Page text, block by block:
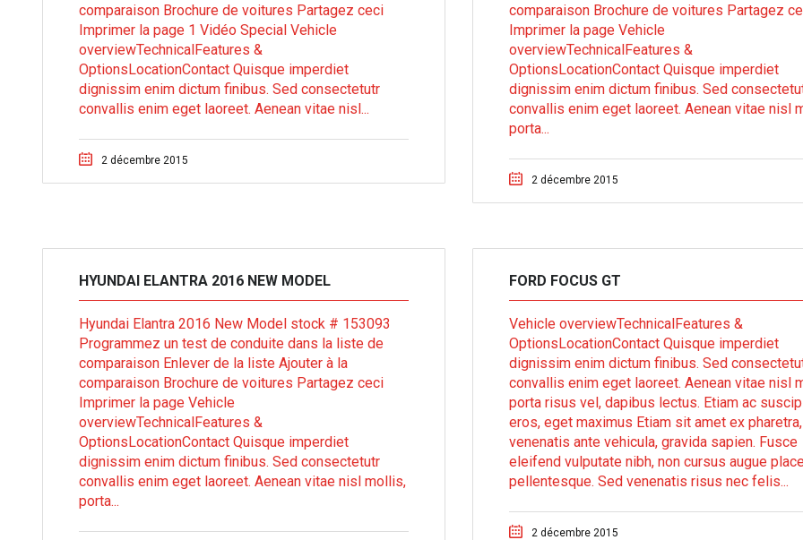
comparaison Brochure de voitures Partagez ceci
Imprimer la page 1 Vidéo Special Vehicle
overviewTechnicalFeatures &
OptionsLocationContact Quisque imperdiet
dignissim enim dictum finibus. Sed consectetutr
convallis enim eget laoreet. Aenean vitae nisl...
2 décembre 2015
comparaison Brochure de voitures Partagez
Imprimer la page Vehicle
overviewTechnicalFeatures &
OptionsLocationContact Quisque imperdiet
dignissim enim dictum finibus. Sed
convallis enim eget laoreet. Aenean vitae nisl
porta...
2 décembre 2015
HYUNDAI ELANTRA 2016 NEW MODEL
Hyundai Elantra 2016 New Model stock # 153093
Programmez un test de conduite dans la liste de
comparaison Enlever de la liste Ajouter à la
comparaison Brochure de voitures Partagez ceci
Imprimer la page Vehicle
overviewTechnicalFeatures &
OptionsLocationContact Quisque imperdiet
dignissim enim dictum finibus. Sed consectetutr
convallis enim eget laoreet. Aenean vitae nisl mollis,
porta...
FORD FOCUS GT
Vehicle overviewTechnicalFeatures &
OptionsLocationContact Quisque imperdiet
dignissim enim dictum finibus. Sed
convallis enim eget laoreet. Aenean vitae nisl
porta risus vel, dapibus lectus. Etiam ac
eros, eget maximus Etiam sit amet ex pharetra,
venenatis ante vehicula, gravida sapien. Fusce
eleifend vulputate nibh, non cursus augue
pellentesque. Sed venenatis risus nec felis...
2 décembre 2015